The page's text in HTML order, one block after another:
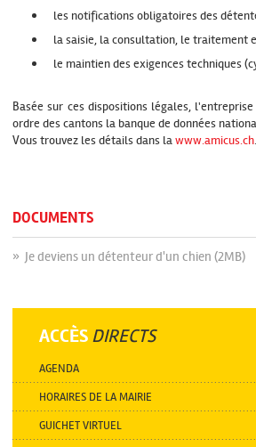
les notifications obligatoires des
la saisie, la consultation, le traitement
le maintien des exigences techniques
Basée sur ces dispositions légales,
ordre des cantons la banque de données
Vous trouvez les détails dans lawww.amicus.ch.
DOCUMENTS
» Je deviens un détenteur d'un chien (2MB)
ACCÈS DIRECTS
AGENDA
HORAIRES DE LA MAIRIE
GUICHET VIRTUEL